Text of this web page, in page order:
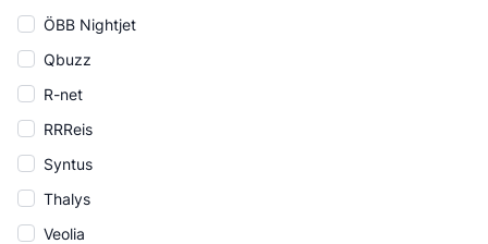
ÖBB Nightjet
Qbuzz
R-net
RRReis
Syntus
Thalys
Veolia